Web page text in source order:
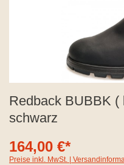
Redback BUBBK (
schwarz
164,00 €*
Preise inkl. MwSt. |